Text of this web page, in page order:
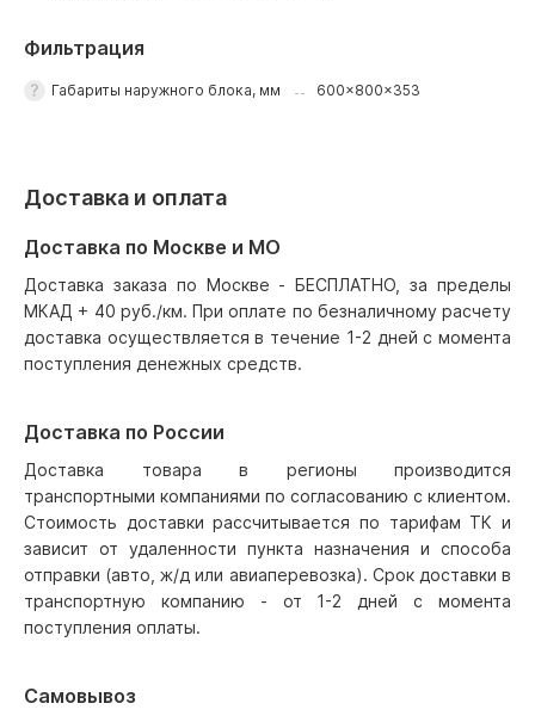
Фильтрация
Габариты наружного блока, мм 600x800x353
Доставка и оплата
Доставка по Москве и МО
Доставка заказа по Москве - БЕСПЛАТНО, за пределы
МКАД + 40 руб./км. При оплате по безналичному расчету
доставка осуществляется в течение 1-2 дней с момента
поступления денежных средств.
Доставка по России
Доставка товара в регионы производится
транспортными компаниями по согласованию с клиентом.
Стоимость доставки рассчитывается по тарифам ТК и
зависит от удаленности пункта назначения и способа
отправки (авто, ж/д или авиаперевозка). Срок доставки в
транспортную компанию - от 1-2 дней с момента
поступления оплаты.
Самовывоз